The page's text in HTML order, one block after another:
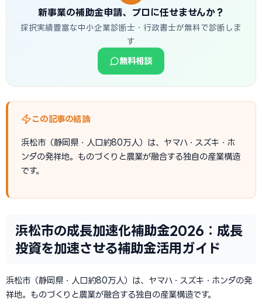
新事業の補助金申請、プロに任せませんか？
採択実績豊富な中小企業診断士・行政書士が無料で診断しま
す
無料相談
この記事の結論
浜松市（静岡県・人口約80万人）は、ヤマハ・スズキ・ホ
ンダの発祥地。ものづくりと農業が融合する独自の産業構造
です。
浜松市の成長加速化補助金2026：成長
投資を加速させる補助金活用ガイド
浜松市（静岡県・人口約80万人）は、ヤマハ・スズキ・ホンダの発
祥地。ものづくりと農業が融合する独自の産業構造です。